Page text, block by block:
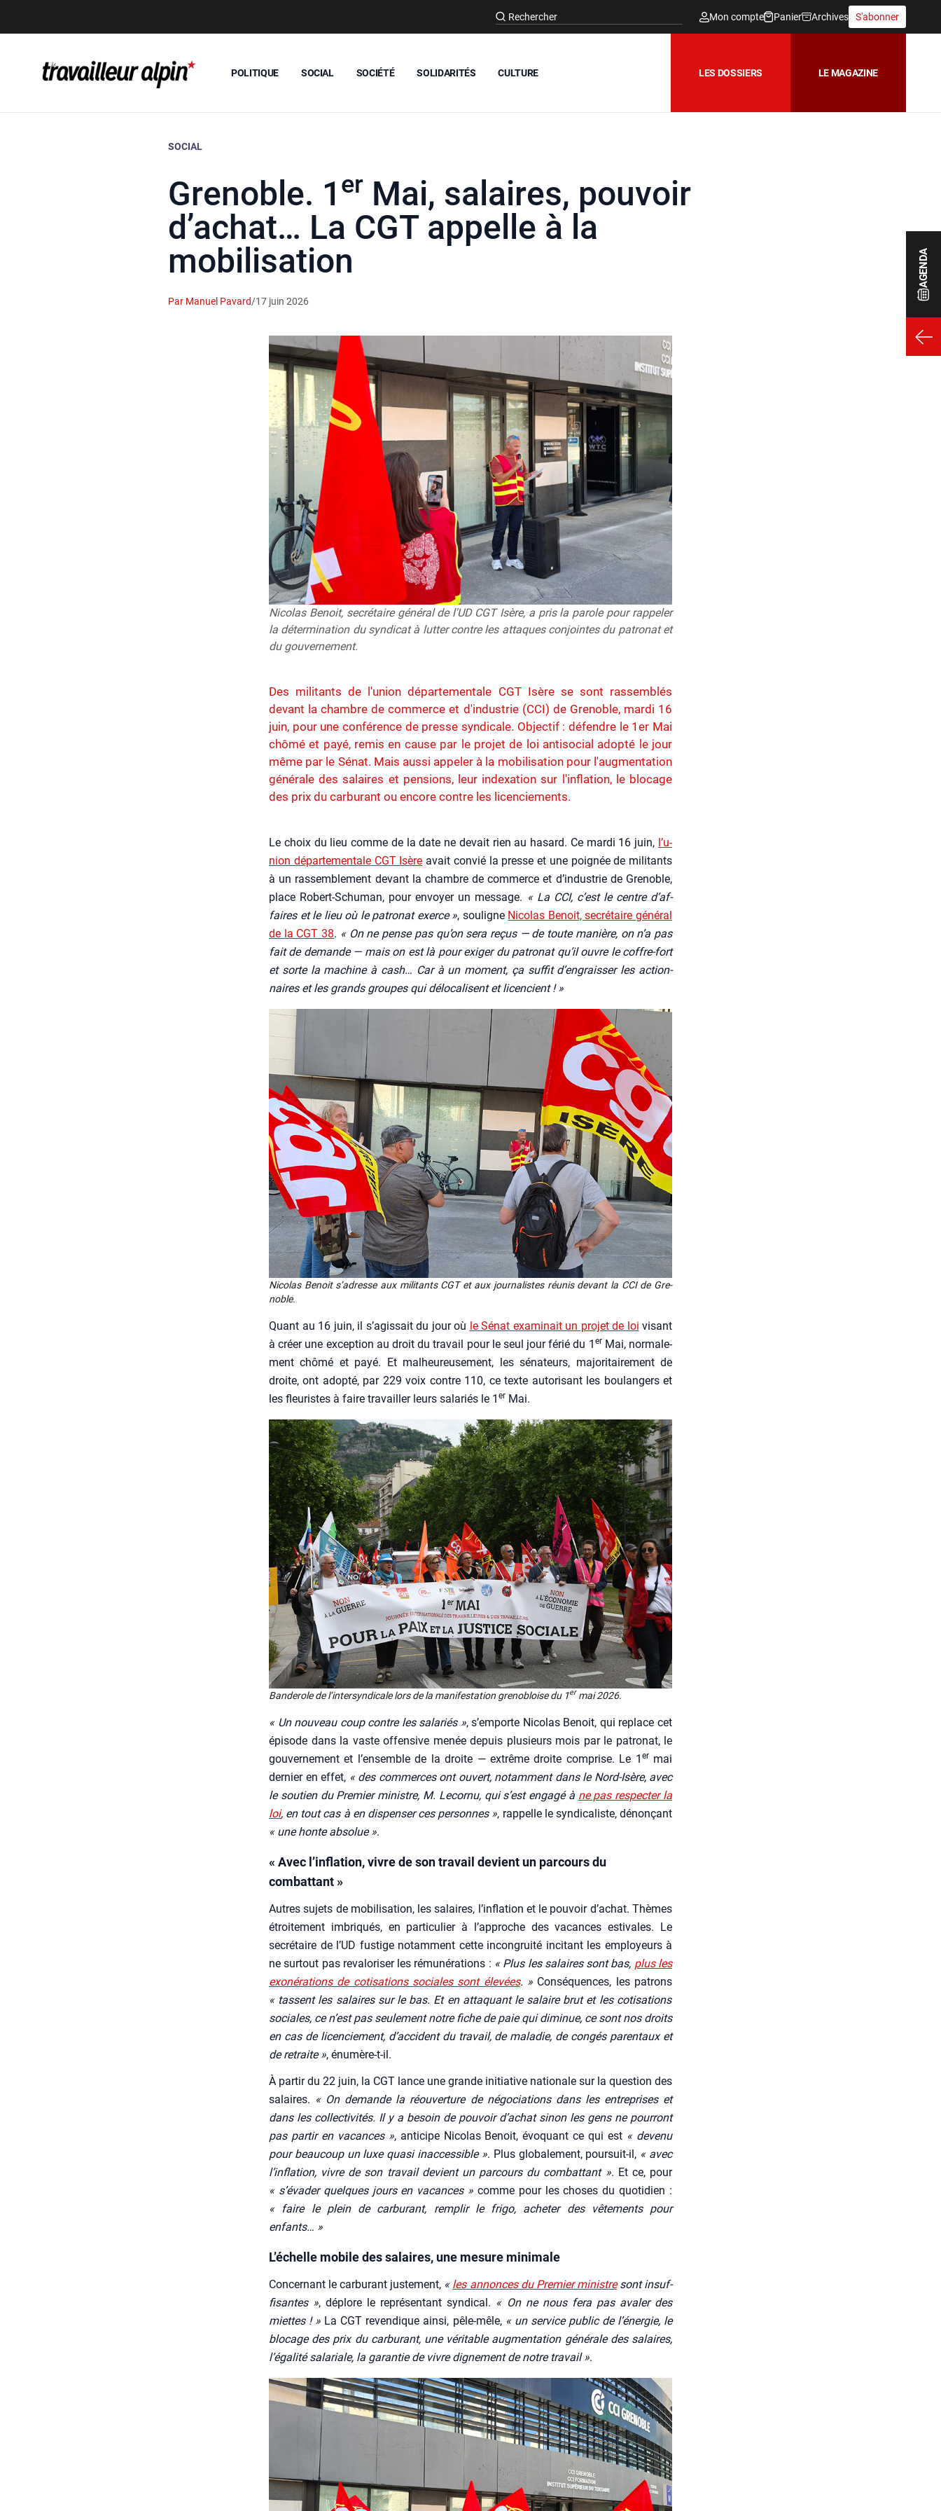
AGENDA
Mon compte Panier Archives S'abonner
POLITIQUE SOCIAL SOCIÉTÉ SOLIDARITÉS CULTURE LES DOSSIERS LE MAGAZINE
SOCIAL
Grenoble. 1 er Mai, salaires, pouvoir
d’achat… La CGT appelle à la
mobilisation
Par Manuel Pavard/17 juin 2026
Nicolas Benoit, secrétaire général de l'UD CGT Isère, a pris la parole pour rappeler
la détermination du syndicat à lutter contre les attaques conjointes du patronat et
du gouvernement.
Des militants de l'union départementale CGT Isère se sont rassemblés
devant la chambre de commerce et d'industrie (CCI) de Grenoble, mardi 16
juin, pour une conférence de presse syndicale. Objectif : défendre le 1er Mai
chômé et payé, remis en cause par le projet de loi antisocial adopté le jour
même par le Sénat. Mais aussi appeler à la mobilisation pour l'augmentation
générale des salaires et pensions, leur indexation sur l'inflation, le blocage
des prix du carburant ou encore contre les licenciements.
Le choix du lieu comme de la date ne devait rien au hasard. Ce mar­di 16 juin, l’u­
nion dépar­te­men­tale CGT Isère avait convié la presse et une poi­gnée de mili­tants
à un ras­sem­ble­ment devant la chambre de com­merce et d’in­dus­trie de Gre­noble,
place Robert-Schu­man, pour envoyer un mes­sage. « La CCI, c’est le centre d’af­
faires et le lieu où le patro­nat exerce », sou­ligne Nico­las Benoit, secré­taire géné­ral
de la CGT 38. « On ne pense pas qu’on sera reçus — de toute manière, on n’a pas
fait de demande — mais on est là pour exi­ger du patro­nat qu’il ouvre le coffre-fort
et sorte la machine à cash… Car à un moment, ça suf­fit d’en­grais­ser les action­
naires et les grands groupes qui délo­ca­lisent et licen­cient ! »
Nico­las Benoit s’a­dresse aux mili­tants CGT et aux jour­na­listes réunis devant la CCI de Gre­
noble.
Quant au 16 juin, il s’a­gis­sait du jour où le Sénat exa­mi­nait un pro­jet de loi visant
à créer une excep­tion au droit du tra­vail pour le seul jour férié du 1 erMai, nor­ma­le­
ment chô­mé et payé. Et mal­heu­reu­se­ment, les séna­teurs, majo­ri­tai­re­ment de
droite, ont adop­té, par 229 voix contre 110, ce texte auto­ri­sant les bou­lan­gers et
les fleu­ristes à faire tra­vailler leurs sala­riés le 1 er Mai.
Ban­de­role de l’in­ter­syn­di­cale lors de la mani­fes­ta­tion gre­no­bloise du 1ermai 2026.
« Un nou­veau coup contre les sala­riés », s’emporte Nico­las Benoit, qui replace cet
épi­sode dans la vaste offen­sive menée depuis plu­sieurs mois par le patro­nat, le
gou­ver­ne­ment et l’en­semble de la droite — extrême droite com­prise. Le 1 ermai
der­nier en effet, « des com­merces ont ouvert, notam­ment dans le Nord-Isère, avec
le sou­tien du Pre­mier ministre, M. Lecor­nu, qui s’est enga­gé à ne pas res­pec­ter la
loi, en tout cas à en dis­pen­ser ces per­sonnes », rap­pelle le syn­di­ca­liste, dénon­çant
« une honte abso­lue ».
« Avec l’inflation, vivre de son travail devient un parcours du
combattant »
Autres sujets de mobi­li­sa­tion, les salaires, l’in­fla­tion et le pou­voir d’a­chat. Thèmes
étroi­te­ment imbri­qués, en par­ti­cu­lier à l’ap­proche des vacances esti­vales. Le
secré­taire de l’UD fus­tige notam­ment cette incon­grui­té inci­tant les employeurs à
ne sur­tout pas reva­lo­ri­ser les rému­né­ra­tions : « Plus les salaires sont bas, plus les
exo­né­ra­tions de coti­sa­tions sociales sont éle­vées. » Consé­quences, les patrons
« tassent les salaires sur le bas. Et en atta­quant le salaire brut et les coti­sa­tions
sociales, ce n’est pas seule­ment notre fiche de paie qui dimi­nue, ce sont nos droits
en cas de licen­cie­ment, d’ac­ci­dent du tra­vail, de mala­die, de congés paren­taux et
de retraite », énu­mère-t-il.
À par­tir du 22 juin, la CGT lance une grande ini­tia­tive natio­nale sur la ques­tion des
salaires. « On demande la réou­ver­ture de négo­cia­tions dans les entre­prises et
dans les col­lec­ti­vi­tés. Il y a besoin de pou­voir d’a­chat sinon les gens ne pour­ront
pas par­tir en vacances », anti­cipe Nico­las Benoit, évo­quant ce qui est « deve­nu
pour beau­coup un luxe qua­si inac­ces­sible ». Plus glo­ba­le­ment, pour­suit-il, « avec
l’in­fla­tion, vivre de son tra­vail devient un par­cours du com­bat­tant ». Et ce, pour
« s’é­va­der quelques jours en vacances » comme pour les choses du quo­ti­dien :
« faire le plein de car­bu­rant, rem­plir le fri­go, ache­ter des vête­ments pour
enfants… »
L’échelle mobile des salaires, une mesure minimale
Concer­nant le car­bu­rant jus­te­ment, « les annonces du Pre­mier ministresont insuf­
fi­santes », déplore le repré­sen­tant syn­di­cal. « On ne nous fera pas ava­ler des
miettes ! » La CGT reven­dique ain­si, pêle-mêle, « un ser­vice public de l’éner­gie, le
blo­cage des prix du car­bu­rant, une véri­table aug­men­ta­tion géné­rale des salaires,
l’é­ga­li­té sala­riale, la garan­tie de vivre digne­ment de notre tra­vail ».